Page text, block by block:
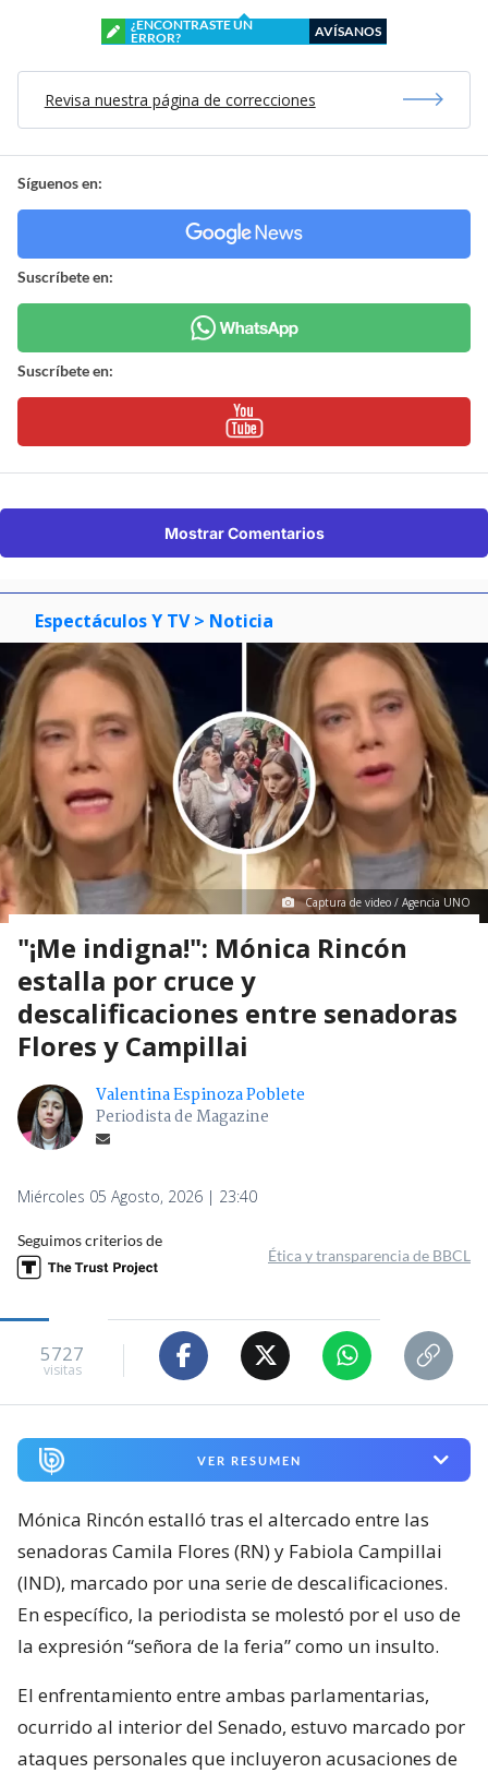
¿ENCONTRASTE UN
ERROR?
AVÍSANOS
Revisa nuestra página de correcciones
Síguenos en:
Suscríbete en:
Suscríbete en:
Mostrar Comentarios
Espectáculos Y TV > Noticia
Captura de video / Agencia UNO
"¡Me indigna!": Mónica Rincón
estalla por cruce y
descalificaciones entre senadoras
Flores y Campillai
Valentina Espinoza Poblete
Periodista de Magazine
Miércoles 05 Agosto, 2026 | 23:40
Seguimos criterios de
Ética y transparencia de BBCL
5727
visitas
VER RESUMEN
Mónica Rincón estalló tras el altercado entre las
senadoras Camila Flores (RN) y Fabiola Campillai
(IND), marcado por una serie de descalificaciones.
En específico, la periodista se molestó por el uso de
la expresión “señora de la feria” como un insulto.
El enfrentamiento entre ambas parlamentarias,
ocurrido al interior del Senado, estuvo marcado por
ataques personales que incluyeron acusaciones de